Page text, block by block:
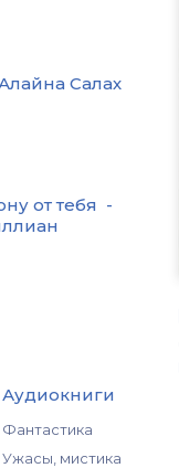
Салах
от тебя -
Аудиокниги
Фантастика
Ужасы, мистика